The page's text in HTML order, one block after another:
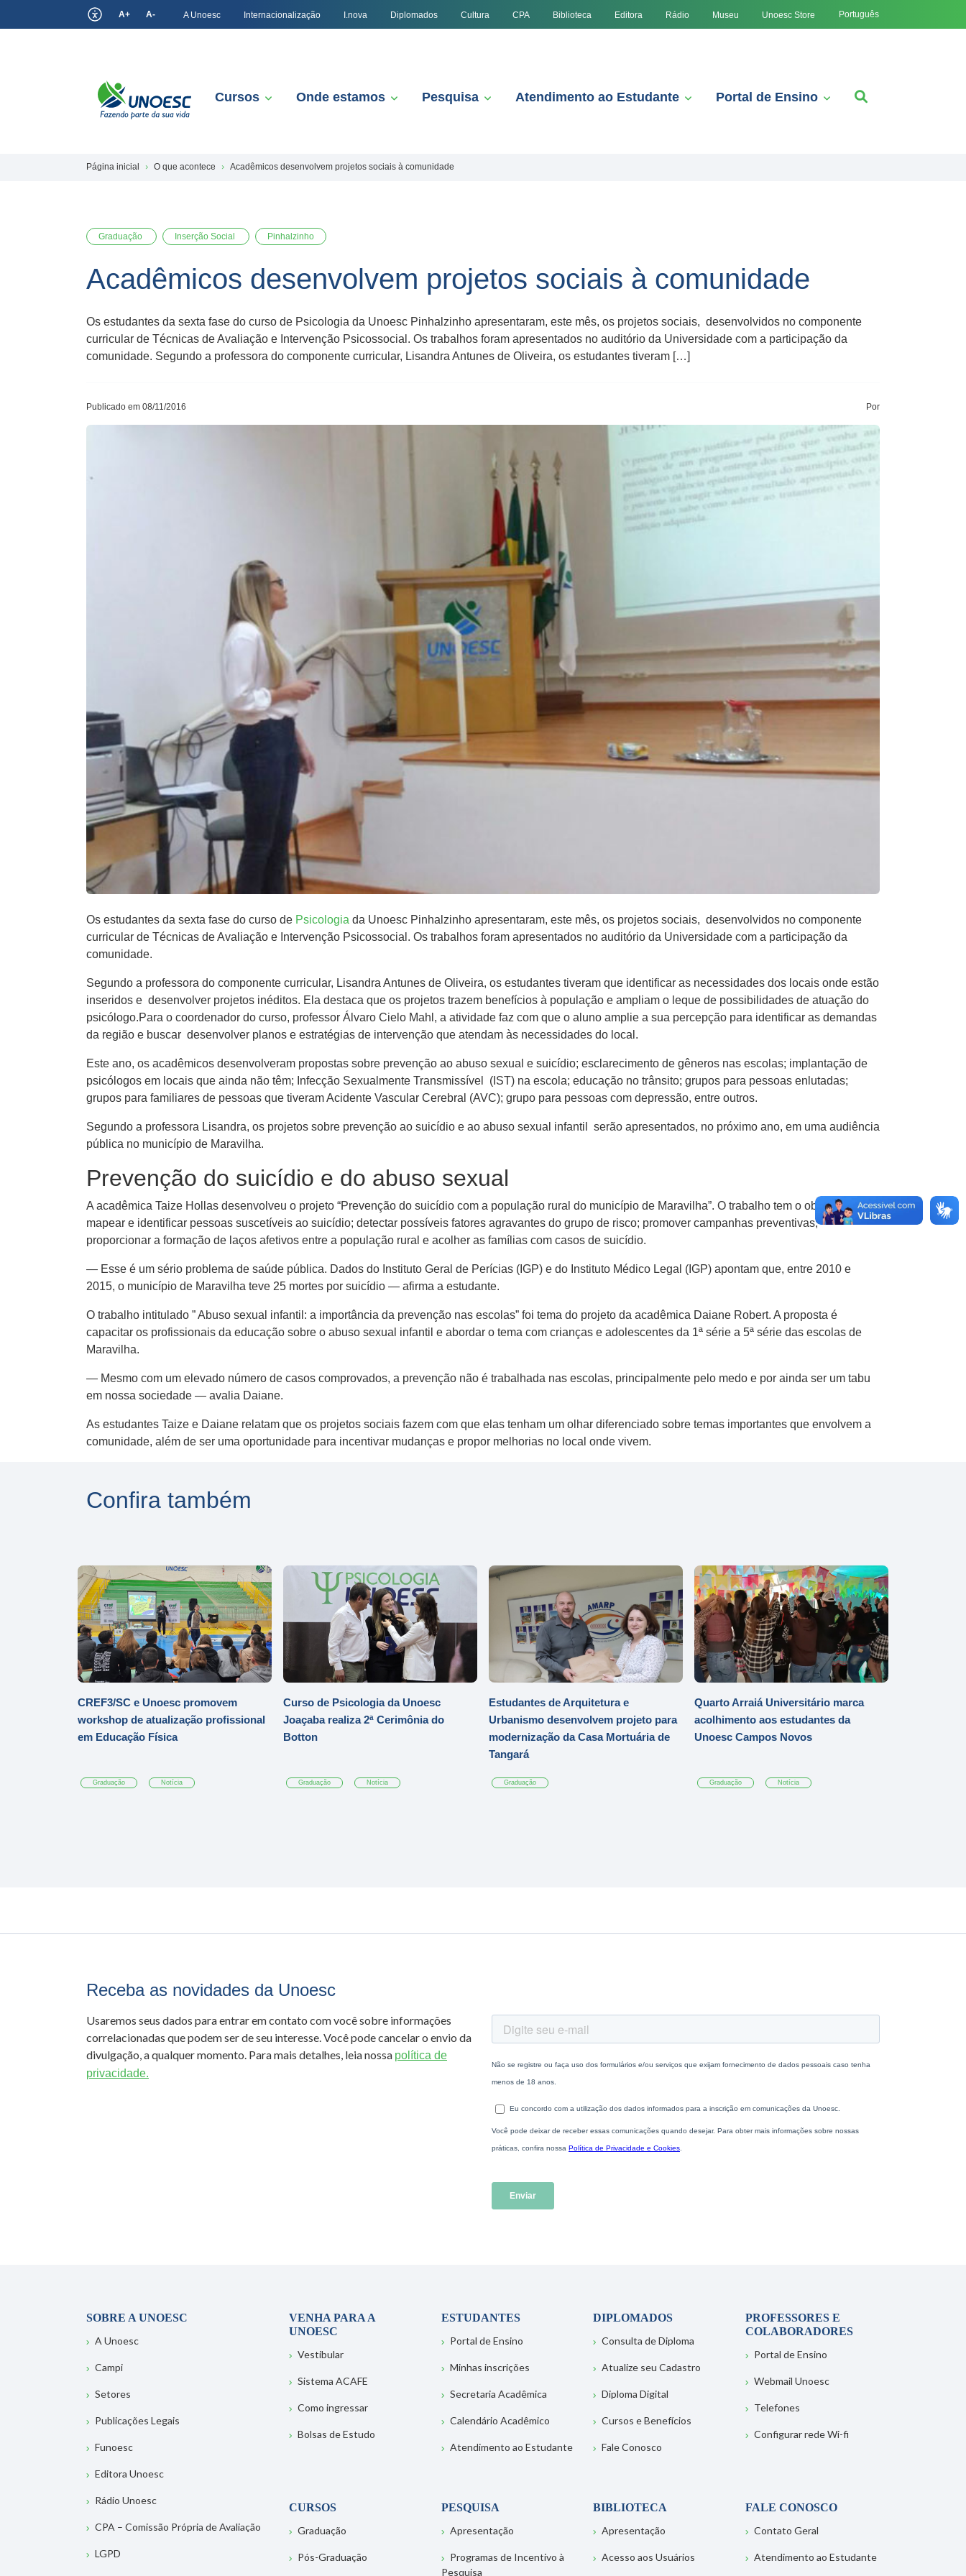
A+ A- A Unoesc Internacionalização I.nova Diplomados Cultura CPA Biblioteca Editora Rádio Museu Unoesc Store Português
Cursos Onde estamos Pesquisa Atendimento ao Estudante Portal de Ensino
Página inicial O que acontece Acadêmicos desenvolvem projetos sociais à comunidade
Graduação Inserção Social Pinhalzinho
Acadêmicos desenvolvem projetos sociais à comunidade
Os estudantes da sexta fase do curso de Psicologia da Unoesc Pinhalzinho apresentaram, este mês, os projetos sociais, desenvolvidos no componente
curricular de Técnicas de Avaliação e Intervenção Psicossocial. Os trabalhos foram apresentados no auditório da Universidade com a participação da
comunidade. Segundo a professora do componente curricular, Lisandra Antunes de Oliveira, os estudantes tiveram […]
Publicado em 08/11/2016 Por
Os estudantes da sexta fase do curso de Psicologia da Unoesc Pinhalzinho apresentaram, este mês, os projetos sociais, desenvolvidos no componente
curricular de Técnicas de Avaliação e Intervenção Psicossocial. Os trabalhos foram apresentados no auditório da Universidade com a participação da
comunidade.
Segundo a professora do componente curricular, Lisandra Antunes de Oliveira, os estudantes tiveram que identificar as necessidades dos locais onde estão
inseridos e desenvolver projetos inéditos. Ela destaca que os projetos trazem benefícios à população e ampliam o leque de possibilidades de atuação do
psicólogo.Para o coordenador do curso, professor Álvaro Cielo Mahl, a atividade faz com que o aluno amplie a sua percepção para identificar as demandas
da região e buscar desenvolver planos e estratégias de intervenção que atendam às necessidades do local.
Este ano, os acadêmicos desenvolveram propostas sobre prevenção ao abuso sexual e suicídio; esclarecimento de gêneros nas escolas; implantação de
psicólogos em locais que ainda não têm; Infecção Sexualmente Transmissível (IST) na escola; educação no trânsito; grupos para pessoas enlutadas;
grupos para familiares de pessoas que tiveram Acidente Vascular Cerebral (AVC); grupo para pessoas com depressão, entre outros.
Segundo a professora Lisandra, os projetos sobre prevenção ao suicídio e ao abuso sexual infantil serão apresentados, no próximo ano, em uma audiência
pública no município de Maravilha.
Prevenção do suicídio e do abuso sexual
A acadêmica Taize Hollas desenvolveu o projeto “Prevenção do suicídio com a população rural do município de Maravilha”. O trabalho tem o objetivo de
mapear e identificar pessoas suscetíveis ao suicídio; detectar possíveis fatores agravantes do grupo de risco; promover campanhas preventivas;
proporcionar a formação de laços afetivos entre a população rural e acolher as famílias com casos de suicídio.
— Esse é um sério problema de saúde pública. Dados do Instituto Geral de Perícias (IGP) e do Instituto Médico Legal (IGP) apontam que, entre 2010 e
2015, o município de Maravilha teve 25 mortes por suicídio — afirma a estudante.
O trabalho intitulado ” Abuso sexual infantil: a importância da prevenção nas escolas” foi tema do projeto da acadêmica Daiane Robert. A proposta é
capacitar os profissionais da educação sobre o abuso sexual infantil e abordar o tema com crianças e adolescentes da 1ª série a 5ª série das escolas de
Maravilha.
— Mesmo com um elevado número de casos comprovados, a prevenção não é trabalhada nas escolas, principalmente pelo medo e por ainda ser um tabu
em nossa sociedade — avalia Daiane.
As estudantes Taize e Daiane relatam que os projetos sociais fazem com que elas tenham um olhar diferenciado sobre temas importantes que envolvem a
comunidade, além de ser uma oportunidade para incentivar mudanças e propor melhorias no local onde vivem.
Confira também
CREF3/SC e Unoesc promovem
workshop de atualização profissional
em Educação Física
Graduação Notícia
Curso de Psicologia da Unoesc
Joaçaba realiza 2ª Cerimônia do
Botton
Graduação Notícia
Estudantes de Arquitetura e
Urbanismo desenvolvem projeto para
modernização da Casa Mortuária de
Tangará
Graduação
Quarto Arraiá Universitário marca
acolhimento aos estudantes da
Unoesc Campos Novos
Graduação Notícia
Receba as novidades da Unoesc
Usaremos seus dados para entrar em contato com você sobre informações
correlacionadas que podem ser de seu interesse. Você pode cancelar o envio da
divulgação, a qualquer momento. Para mais detalhes, leia nossa política de
privacidade.
SOBRE A UNOESC
A Unoesc
Campi
Setores
Publicações Legais
Funoesc
Editora Unoesc
Rádio Unoesc
CPA – Comissão Própria de Avaliação
LGPD
VENHA PARA A
UNOESC
Vestibular
Sistema ACAFE
Como ingressar
Bolsas de Estudo
ESTUDANTES
Portal de Ensino
Minhas inscrições
Secretaria Acadêmica
Calendário Acadêmico
Atendimento ao Estudante
DIPLOMADOS
Consulta de Diploma
Atualize seu Cadastro
Diploma Digital
Cursos e Benefícios
Fale Conosco
PROFESSORES E
COLABORADORES
Portal de Ensino
Webmail Unoesc
Telefones
Configurar rede Wi-fi
CURSOS
Graduação
Pós-Graduação
PESQUISA
Apresentação
Programas de Incentivo à
Pesquisa
BIBLIOTECA
Apresentação
Acesso aos Usuários
FALE CONOSCO
Contato Geral
Atendimento ao Estudante